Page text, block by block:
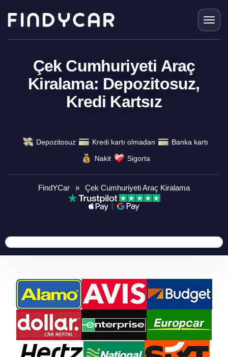
content
Çek Cumhuriyeti Araç
Kiralama: Depozitosuz,
Kredi Kartsız
Depozitosuz Kredi kartı olmadan
Banka kartı
Nakit
Sigorta
FindYCar » Çek Cumhuriyeti Araç Kiralama